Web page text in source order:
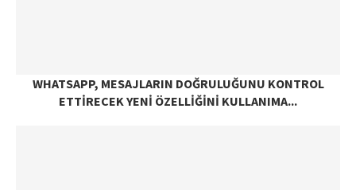
WHATSAPP, MESAJLARIN DOĞRULUĞUNU KONTROL
ETTIRECEK YENI ÖZELLIĞINI KULLANIMA...